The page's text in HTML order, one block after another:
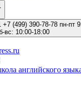
1
1 +7 (499) 390-78-78 пн-пт
вс: 10:00-18:00